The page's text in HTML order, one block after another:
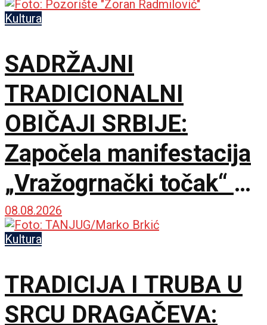
Kultura
SADRŽAJNI
TRADICIONALNI
OBIČAJI SRBIJE:
Započela manifestacija
„Vražogrnački točak“ u
porti Hrama Svete
Trojice
08.08.2026
Kultura
TRADICIJA I TRUBA U
SRCU DRAGAČEVA: